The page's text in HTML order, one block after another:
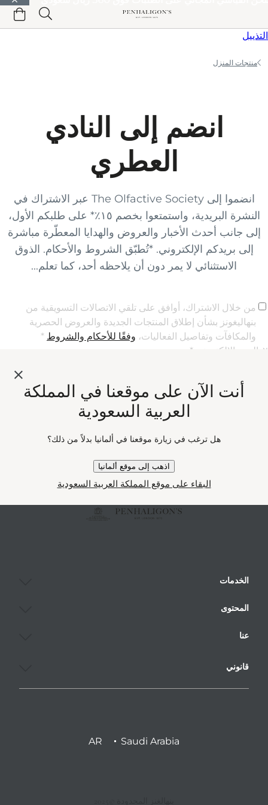
الانتقال إلى المحتوى الرئيسي
الانتقال إلى
التذييل
منتجات المنزل
انضم إلى النادي
العطري
انضموا إلى The Olfactive Society عبر الاشتراك في
النشرة البريدية، واستمتعوا بخصم ١٥٪* على طلبكم الأول،
إلى جانب أحدث الأخبار والعروض والهدايا المعطّرة مباشرة
إلى بريدكم الإلكتروني. *تُطبّق الشروط والأحكام. الذوق
الاستثنائي لا يمر دون أن يلاحظه أحد، كما تعلم...
من خلال الاشتراك، أوافق على تلقي الاتصالات التسويقية من
بنهاليغونز بشأن إطلاق المنتجات الجديدة والعروض الحصرية
والمكافآت وتفاصيل الفعاليات، وفقًا للأحكام والشروط *
٢. البريد الإلكتروني *
أ. العنصر النائب: رقم الهاتف (اختياري)
Phone Number
الخدمات
المحتوى
عنا
قانوني
Saudi Arabia
AR
أنت الآن على موقعنا في المملكة
العربية السعودية
هل ترغب في زيارة موقعنا في ألمانيا بدلاً من ذلك؟
اذهب إلى موقع ألمانيا
البقاء على موقع المملكة العربية السعودية